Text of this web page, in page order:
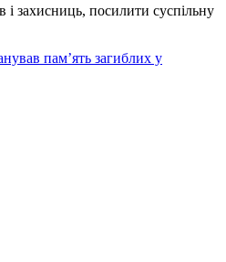
захисниць, посилити суспільну
пам’ять загиблих у